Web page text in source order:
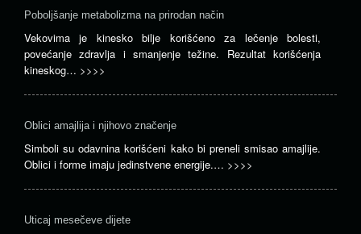
Poboljšanje metabolizma na prirodan način
Vekovima je kinesko bilje korišćeno za lečenje bolesti,
povećanje zdravlja i smanjenje težine. Rezultat korišćenja
kineskog… >>>>
Oblici amajlija i njihovo značenje
Simboli su odavnina korišćeni kako bi preneli smisao amajlije.
Oblici i forme imaju jedinstvene energije.… >>>>
Uticaj mesečeve dijete